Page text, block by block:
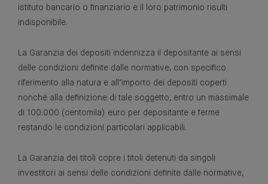
istituto bancario o finanziario e il loro patrimonio risulti
indisponibile.
La Garanzia dei depositi indennizza il depositante ai sensi
delle condizioni definite dalle normative, con specifico
riferimento alla natura e all’importo dei depositi coperti
nonché alla definizione di tale soggetto, entro un massimale
di 100.000 (centomila) euro per depositante e ferme
restando le condizioni particolari applicabili.
La Garanzia dei titoli copre i titoli detenuti da singoli
investitori ai sensi delle condizioni definite dalle normative,